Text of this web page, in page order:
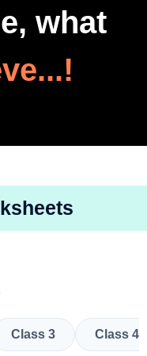
what
Class 3 Class 4